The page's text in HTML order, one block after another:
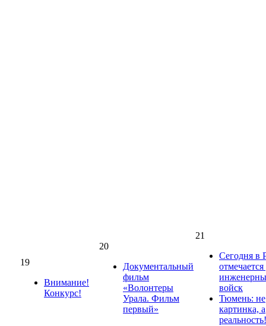
19
Внимание!
Конкурс!
20
Документальный
фильм
«Волонтеры
Урала. Фильм
первый»
21
Сегодня в
войск
Тюмень: не
картинка, а
реальность!